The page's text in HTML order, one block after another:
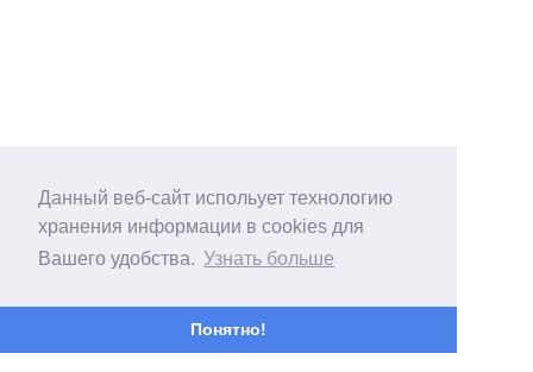
Данный веб-сайт испольует технологию
хранения информации в cookies для
Вашего удобства. Узнать больше
Понятно!